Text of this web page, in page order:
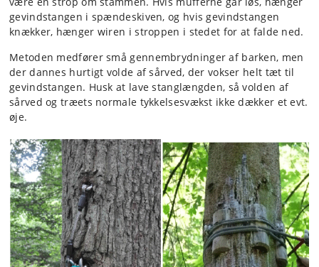
gevindstangen i spændeskiven, og hvis gevindstangen
knækker, hænger wiren i stroppen i stedet for at falde ned.
Metoden medfører små gennembrydninger af barken, men
der dannes hurtigt volde af sårved, der vokser helt tæt til
gevindstangen. Husk at lave stanglængden, så volden af
sårved og træets normale tykkelsesvækst ikke dækker et evt.
øje.